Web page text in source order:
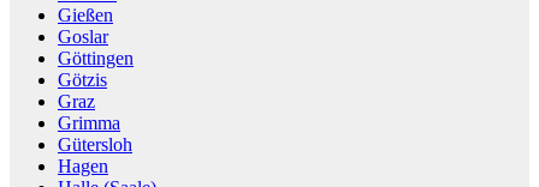
Gießen
Goslar
Göttingen
Götzis
Graz
Grimma
Gütersloh
Hagen